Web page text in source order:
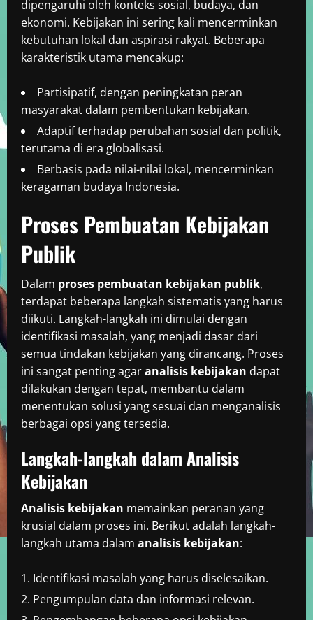
dipengaruhi oleh konteks sosial, budaya, dan
ekonomi. Kebijakan ini sering kali mencerminkan
kebutuhan lokal dan aspirasi rakyat. Beberapa
karakteristik utama mencakup:
Partisipatif, dengan peningkatan peran
masyarakat dalam pembentukan kebijakan.
Adaptif terhadap perubahan sosial dan politik,
terutama di era globalisasi.
Berbasis pada nilai-nilai lokal, mencerminkan
keragaman budaya Indonesia.
Proses Pembuatan Kebijakan
Publik
Dalam proses pembuatan kebijakan publik,
terdapat beberapa langkah sistematis yang harus
diikuti. Langkah-langkah ini dimulai dengan
identifikasi masalah, yang menjadi dasar dari
semua tindakan kebijakan yang dirancang. Proses
ini sangat penting agaranalisis kebijakan dapat
dilakukan dengan tepat, membantu dalam
menentukan solusi yang sesuai dan menganalisis
berbagai opsi yang tersedia.
Langkah-langkah dalam Analisis
Kebijakan
Analisis kebijakan memainkan peranan yang
krusial dalam proses ini. Berikut adalah langkah-
langkah utama dalam analisis kebijakan:
Identifikasi masalah yang harus diselesaikan.
Pengumpulan data dan informasi relevan.